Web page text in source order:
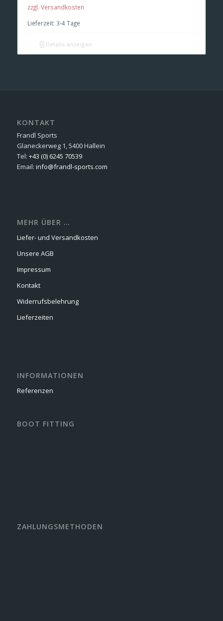
zzgl. Versandkosten
Lieferzeit: 3-4 Tage
Details anzeigen
KONTAKT
Frandl Sports
Glaneckerweg 1, 5400 Hallein
Tel: +43 (0) 6245 70539
Email: info@frandl-sports.com
MEHR ÜBER …
Liefer- und Versandkosten
Unsere AGB
Impressum
Kontakt
Widerrufsbelehrung
Lieferzeiten
INFORMATIONEN
Referenzen
BOOT FITTING
ZAHLUNGSMETHODEN